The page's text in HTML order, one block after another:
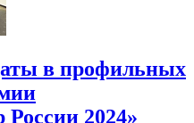
в профильных
2024»